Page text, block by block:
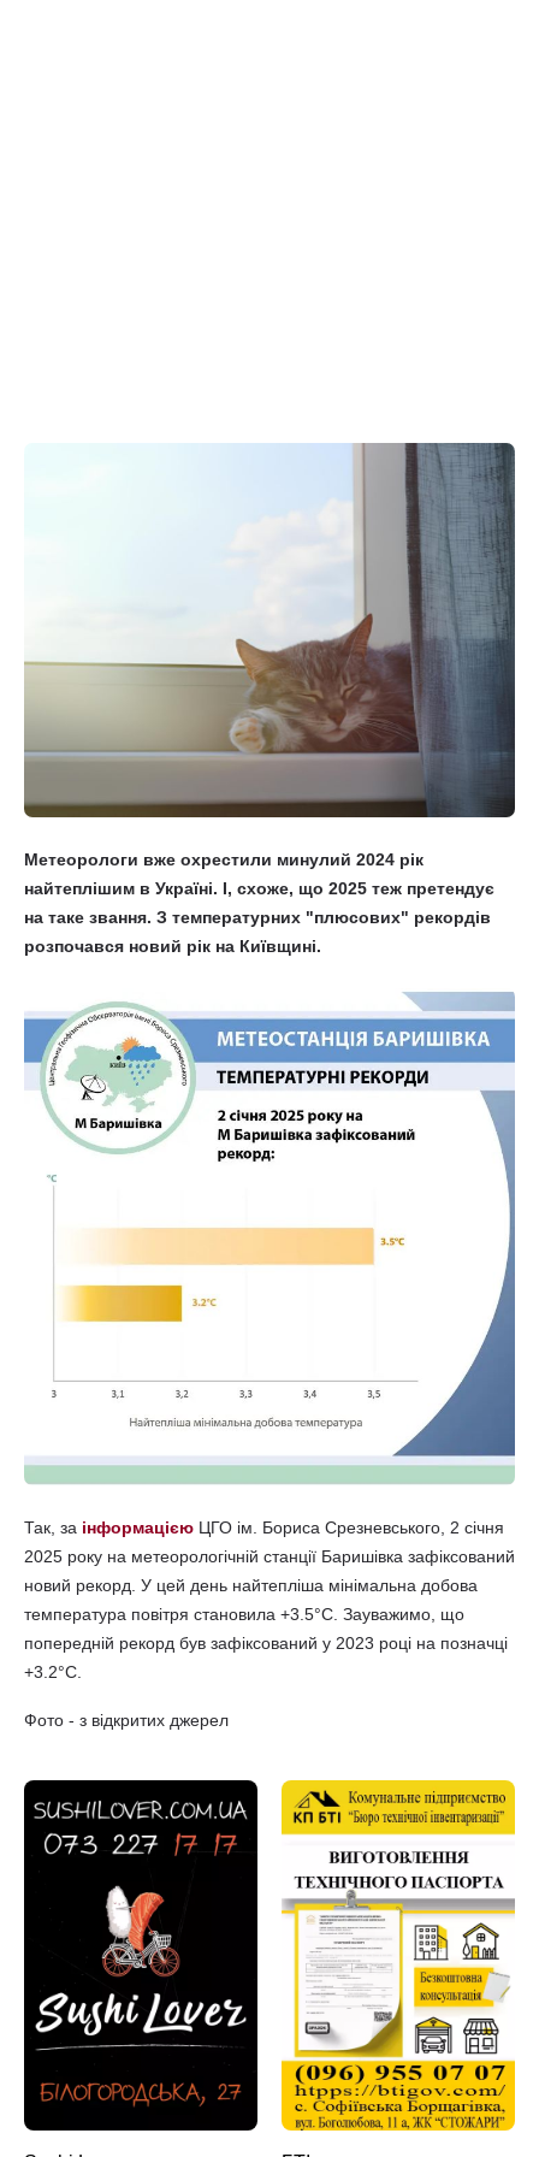
Метеорологи вже охрестили минулий 2024 рік
найтеплішим в Україні. І, схоже, що 2025 теж претендує
на таке звання. З температурних "плюсових" рекордів
розпочався новий рік на Київщині.
Так, за інформацією ЦГО ім. Бориса Срезневського, 2 січня
2025 року на метеорологічній станції Баришівка зафіксований
новий рекорд. У цей день найтепліша мінімальна добова
температура повітря становила +3.5°С. Зауважимо, що
попередній рекорд був зафіксований у 2023 році на позначці
+3.2°С.
Фото - з відкритих джерел